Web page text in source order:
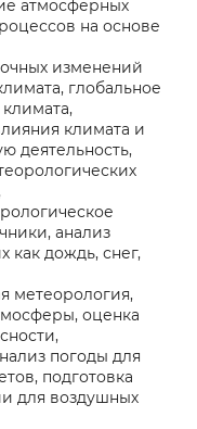
атмосферных
на основе
изменений
глобальное
климата и
деятельность,
анализ
как дождь, снег,
метеорология,
оценка
погоды для
подготовка
для воздушных